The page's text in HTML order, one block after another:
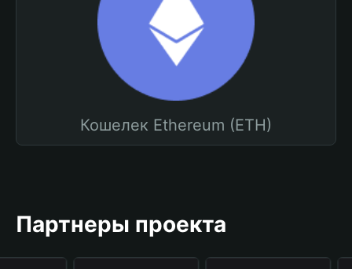
Кошелек Ethereum (ETH)
Партнеры проекта